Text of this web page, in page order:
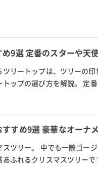
9選 定番のスターや天
リートップは、ツリーの印
ップの選び方を解説。 定
る商品を紹介しま...
すめ9選 豪華なオーナ
ツリー。 中でも一際ゴー
ふれるクリスマスツリー